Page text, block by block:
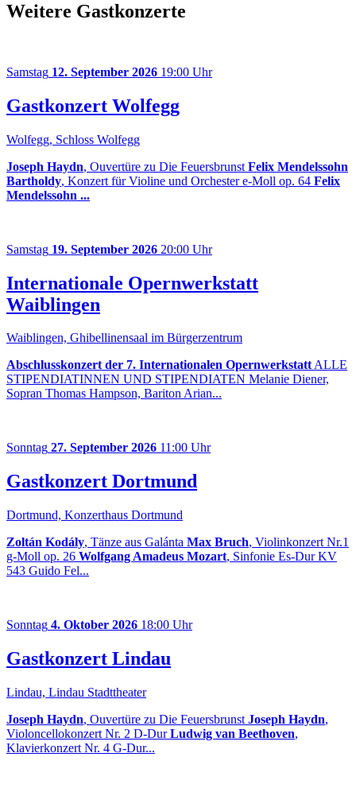
Weitere Gastkonzerte
Samstag 12. September 2026 19:00 Uhr
Gastkonzert Wolfegg
Wolfegg, Schloss Wolfegg
Joseph Haydn, Ouvertüre zu Die Feuersbrunst Felix Mendelssohn
Bartholdy, Konzert für Violine und Orchester e-Moll op. 64 Felix
Mendelssohn ...
Samstag 19. September 2026 20:00 Uhr
Internationale Opernwerkstatt
Waiblingen
Waiblingen, Ghibellinensaal im Bürgerzentrum
Abschlusskonzert der 7. Internationalen OpernwerkstattALLE
STIPENDIATINNEN UND STIPENDIATEN Melanie Diener,
Sopran Thomas Hampson, Bariton Arian...
Sonntag 27. September 2026 11:00 Uhr
Gastkonzert Dortmund
Dortmund, Konzerthaus Dortmund
Zoltán Kodály, Tänze aus Galánta Max Bruch, Violinkonzert Nr.1
g-Moll op. 26 Wolfgang Amadeus Mozart, Sinfonie Es-Dur KV
543 Guido Fel...
Sonntag 4. Oktober 2026 18:00 Uhr
Gastkonzert Lindau
Lindau, Lindau Stadttheater
Joseph Haydn, Ouvertüre zu Die Feuersbrunst Joseph Haydn,
Violoncellokonzert Nr. 2 D-DurLudwig van Beethoven,
Klavierkonzert Nr. 4 G-Dur...